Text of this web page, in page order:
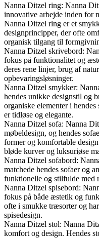
Nanna Ditzel ring: Nanna
innovative arbejde inden for
Nanna Ditzel ring er et
designprincipper, der ofte
organisk tilgang til
Nanna Ditzel skrivebord:
fokus på funktionalitet og
deres rene linjer, brug af
opbevaringsløsninger.
Nanna Ditzel smykker:
hendes unikke designstil og
organiske elementer i
er tidløse og elegante.
Nanna Ditzel sofa: Nanna
møbeldesign, og hendes
former og komfortable
bløde kurver og luksuriøse
Nanna Ditzel sofabord:
matchede hendes sofaer og
funktionelle og stilfulde med
Nanna Ditzel spisebord:
fokus på både æstetik og
ofte i smukke træsorter og
spisedesign.
Nanna Ditzel stol: Nanna
komfort og design. Hendes